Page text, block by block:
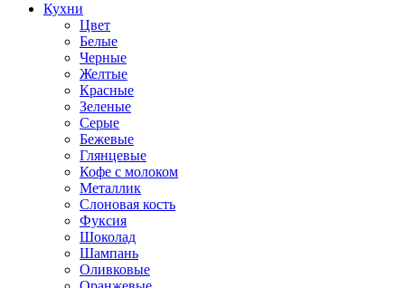
Кухни
Цвет
Белые
Черные
Желтые
Красные
Зеленые
Серые
Бежевые
Глянцевые
Кофе с молоком
Металлик
Слоновая кость
Фуксия
Шоколад
Шампань
Оливковые